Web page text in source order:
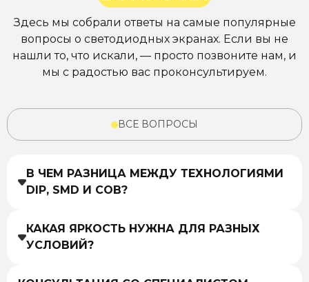
Здесь мы собрали ответы на самые популярные
вопросы о светодиодных экранах. Если вы не
нашли то, что искали, — просто позвоните нам, и
мы с радостью вас проконсультируем.
ВСЕ ВОПРОСЫ
В ЧЕМ РАЗНИЦА МЕЖДУ ТЕХНОЛОГИЯМИ
DIP, SMD И COB?
КАКАЯ ЯРКОСТЬ НУЖНА ДЛЯ РАЗНЫХ
УСЛОВИЙ?